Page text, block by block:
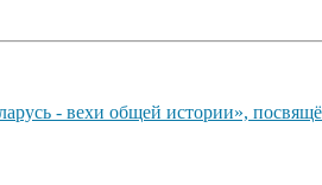
- вехи общей истории»,